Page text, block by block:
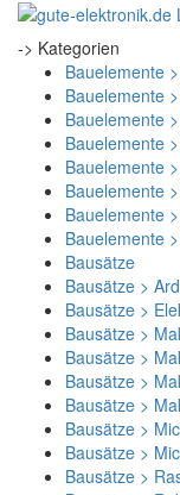
-> Kategorien
Bauelemente
Bauelemente
Bauelemente
Bauelemente
Bauelemente
Bauelemente
Bauelemente
Bauelemente
Bausätze
Bausätze >
Bausätze >
Bausätze >
Bausätze >
Bausätze >
Bausätze >
Bausätze >
Bausätze >
Bausätze >